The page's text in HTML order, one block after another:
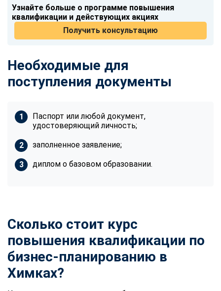
Узнайте больше о программе повышения
квалификации и действующих акциях
Получить консультацию
Необходимые для
поступления документы
Паспорт или любой документ,
удостоверяющий личность;
заполненное заявление;
диплом о базовом образовании.
Сколько стоит курс
повышения квалификации по
бизнес-планированию в
Химках?